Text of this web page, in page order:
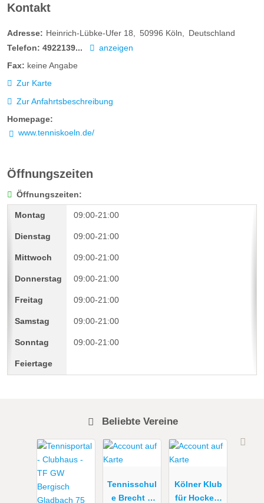
Kontakt
Adresse: Heinrich-Lübke-Ufer 18 50996 Köln
Deutschland
Telefon: 4922139...
anzeigen
Fax: keine Angabe
Zur Karte
Zur Anfahrtsbeschreibung
Homepage:
www.tenniskoeln.de/
Öffnungszeiten
Öffnungszeiten:
09:00-21:00
09:00-21:00
09:00-21:00
09:00-21:00
09:00-21:00
09:00-21:00
09:00-21:00
Beliebte Vereine
Tennisschul
e Brecht &
Kölner Klub
für Hockey-